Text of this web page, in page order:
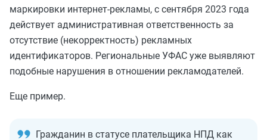
маркировки интернет-рекламы, с сентября 2023 года
действует административная ответственность за
отсутствие (некорректность) рекламных
идентификаторов. Региональные УФАС уже выявляют
подобные нарушения в отношении рекламодателей.
Еще пример.
Гражданин в статусе плательщика НПД как